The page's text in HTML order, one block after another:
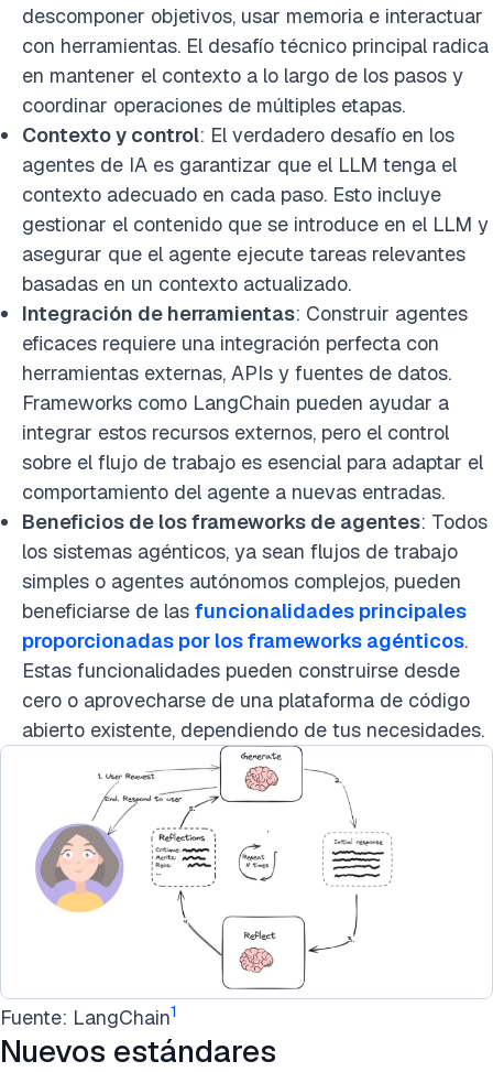
descomponer objetivos, usar memoria e interactuar
con herramientas. El desafío técnico principal radica
en mantener el contexto a lo largo de los pasos y
coordinar operaciones de múltiples etapas.
Contexto y control: El verdadero desafío en los
agentes de IA es garantizar que el LLM tenga el
contexto adecuado en cada paso. Esto incluye
gestionar el contenido que se introduce en el LLM y
asegurar que el agente ejecute tareas relevantes
basadas en un contexto actualizado.
Integración de herramientas: Construir agentes
eficaces requiere una integración perfecta con
herramientas externas, APIs y fuentes de datos.
Frameworks como LangChain pueden ayudar a
integrar estos recursos externos, pero el control
sobre el flujo de trabajo es esencial para adaptar el
comportamiento del agente a nuevas entradas.
Beneficios de los frameworks de agentes: Todos
los sistemas agénticos, ya sean flujos de trabajo
simples o agentes autónomos complejos, pueden
beneficiarse de las funcionalidades principales
proporcionadas por los frameworks agénticos.
Estas funcionalidades pueden construirse desde
cero o aprovecharse de una plataforma de código
abierto existente, dependiendo de tus necesidades.
Fuente: LangChain1
Nuevos estándares